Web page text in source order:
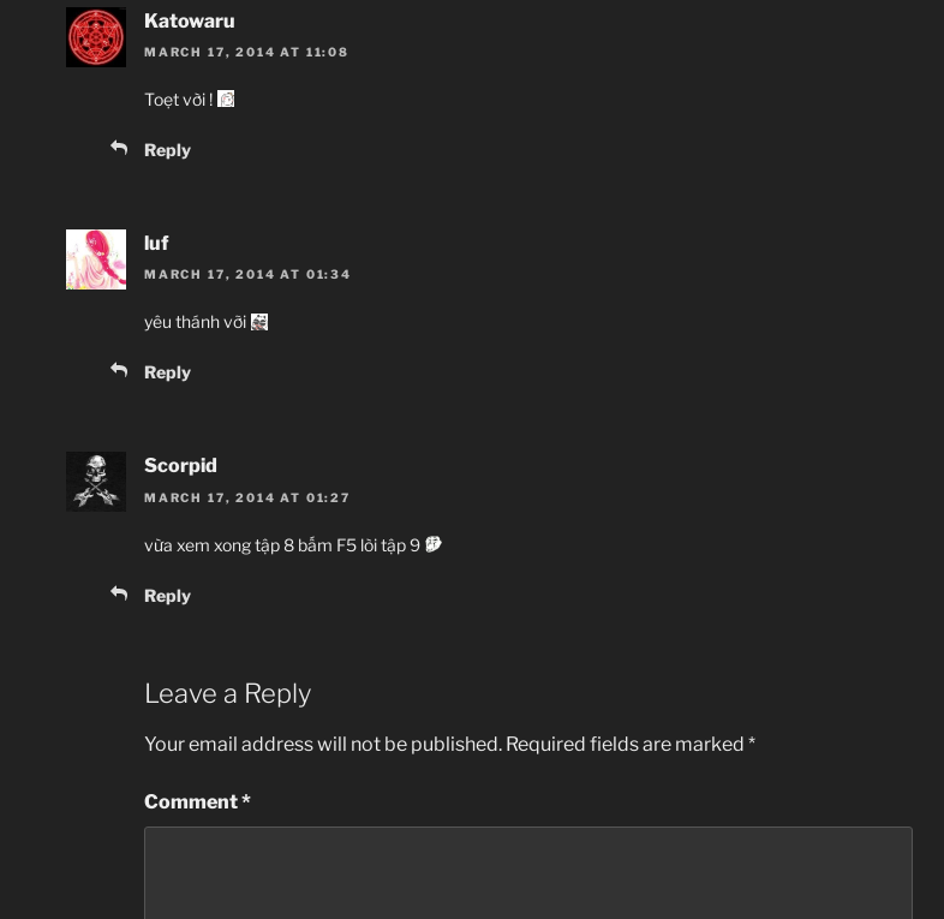
Katowaru
MARCH 17, 2014 AT 11:08
Toẹt vời !
Reply
luf
MARCH 17, 2014 AT 01:34
yêu thánh vỡi
Reply
Scorpid
MARCH 17, 2014 AT 01:27
vừa xem xong tập 8 bấm F5 lòi tập 9
Reply
Leave a Reply
Your email address will not be published. Required fields are marked *
Comment*